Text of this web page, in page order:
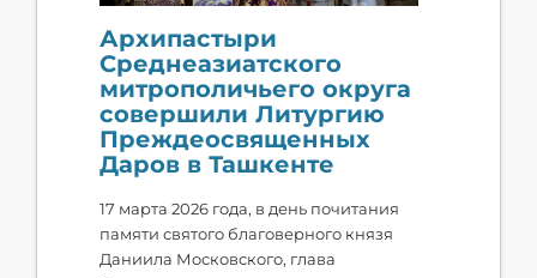
Архипастыри
Среднеазиатского
митрополичьего округа
совершили Литургию
Преждеосвященных
Даров в Ташкенте
17 марта 2026 года, в день почитания
памяти святого благоверного князя
Даниила Московского, глава